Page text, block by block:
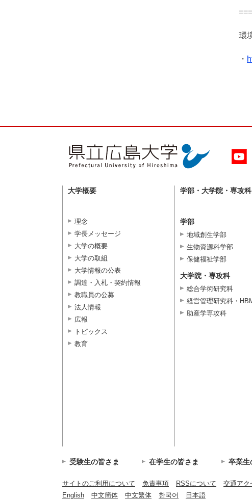
環
・
大学概要
理念
学長メッセージ
大学の概要
大学の取組
大学情報の公表
調達・入札・契約情報
教職員の公募
法人情報
広報
トピックス
教育
学部・大学院・専攻科
学部
地域創生学部
生物資源科学部
保健福祉学部
大学院・専攻科
総合学術研究科
経営管理研究科・
助産学専攻科
受験生の皆さま 在学生の皆さま 卒業生
サイトのご利用について 免責事項 RSSについて 交通アク
English
中文簡体 中文繁体 한국어 日本語